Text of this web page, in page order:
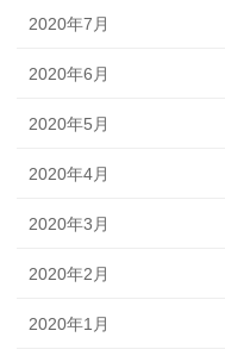
2020年7月
2020年6月
2020年5月
2020年4月
2020年3月
2020年2月
2020年1月